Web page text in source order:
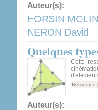
Auteur(s):
HORSIN
NERON David
Quelques
Cette
Ressource
Auteur(s):